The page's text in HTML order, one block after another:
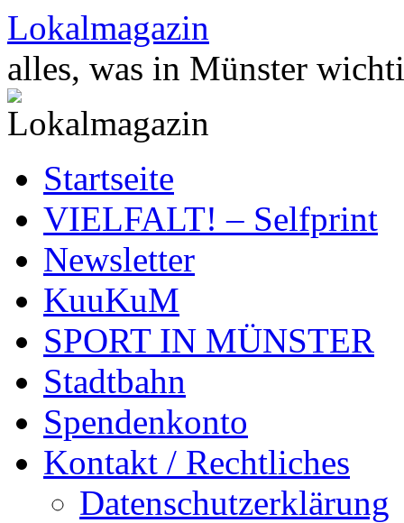
Zum
Inhalt
springen
Lokalmagazin
alles, was in Münster
Startseite
VIELFALT! – Selfprint
Newsletter
KuuKuM
SPORT IN MÜNSTER
Stadtbahn
Spendenkonto
Kontakt / Rechtliches
Datenschutzerklärung